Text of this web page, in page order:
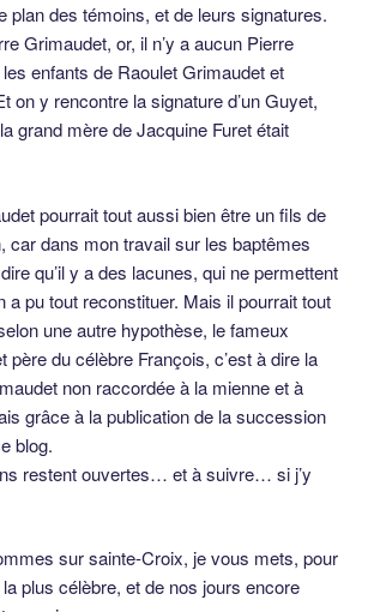
plan des témoins, et de leurs signatures.
Grimaudet, or, il n’y a aucun Pierre
enfants de Raoulet Grimaudet et
on y rencontre la signature d’un Guyet,
grand mère de Jacquine Furet était
pourrait tout aussi bien être un fils de
car dans mon travail sur les baptêmes
qu’il y a des lacunes, qui ne permettent
a pu tout reconstituer. Mais il pourrait tout
une autre hypothèse, le fameux
père du célèbre François, c’est à dire la
non raccordée à la mienne et à
grâce à la publication de la succession
blog.
restent ouvertes… et à suivre… si j’y
sur sainte-Croix, je vous mets, pour
plus célèbre, et de nos jours encore